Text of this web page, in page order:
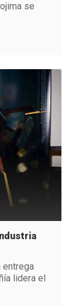
se
entrega
lidera el